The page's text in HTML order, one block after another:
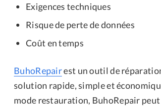
Exigences techniques
Risque de perte de données
Coût en temps
BuhoRepairest un outil de
solution rapide, simple et
mode restauration, BuhoRepair peut